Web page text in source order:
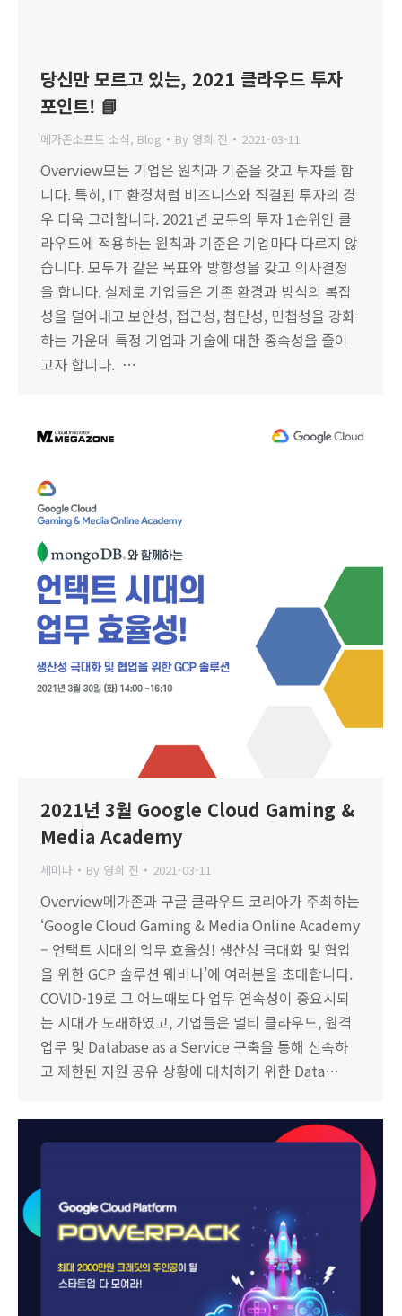
당신만 모르고 있는, 2021 클라우드 투자
포인트! 📘
메가존소프트 소식, Blog By 영희 진 2021-03-11
Overview모든 기업은 원칙과 기준을 갖고 투자를 합
니다. 특히, IT 환경처럼 비즈니스와 직결된 투자의 경
우 더욱 그러합니다. 2021년 모두의 투자 1순위인 클
라우드에 적용하는 원칙과 기준은 기업마다 다르지 않
습니다. 모두가 같은 목표와 방향성을 갖고 의사결정
을 합니다. 실제로 기업들은 기존 환경과 방식의 복잡
성을 덜어내고 보안성, 접근성, 첨단성, 민첩성을 강화
하는 가운데 특정 기업과 기술에 대한 종속성을 줄이
고자 합니다. …
2021년 3월 Google Cloud Gaming &
Media Academy
세미나 By 영희 진 2021-03-11
Overview메가존과 구글 클라우드 코리아가 주최하는
‘Google Cloud Gaming & Media Online Academy
– 언택트 시대의 업무 효율성! 생산성 극대화 및 협업
을 위한 GCP 솔루션 웨비나’에 여러분을 초대합니다.
COVID-19로 그 어느때보다 업무 연속성이 중요시되
는 시대가 도래하였고, 기업들은 멀티 클라우드, 원격
업무 및 Database as a Service 구축을 통해 신속하
고 제한된 자원 공유 상황에 대처하기 위한 Data…